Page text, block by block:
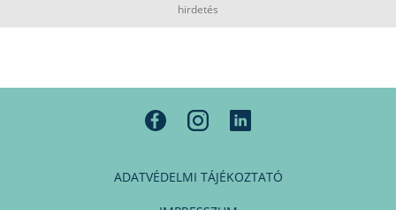
hirdetés
ADATVÉDELMI TÁJÉKOZTATÓ